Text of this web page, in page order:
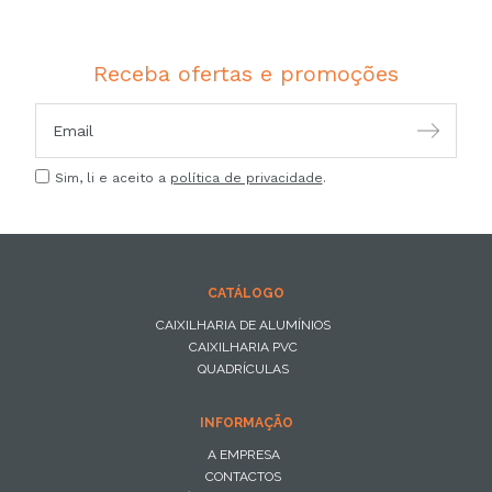
Receba ofertas e promoções
Sim, li e aceito a política de privacidade.
CATÁLOGO
CAIXILHARIA DE ALUMÍNIOS
CAIXILHARIA PVC
QUADRÍCULAS
INFORMAÇÃO
A EMPRESA
CONTACTOS